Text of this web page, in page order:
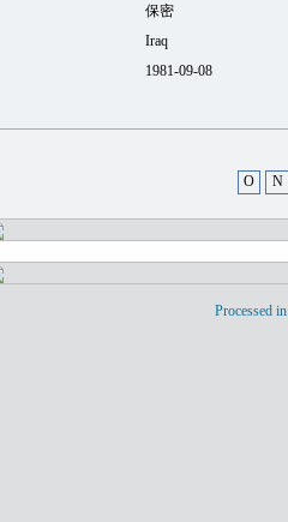
保密
Iraq
1981-09-08
O N
Processed